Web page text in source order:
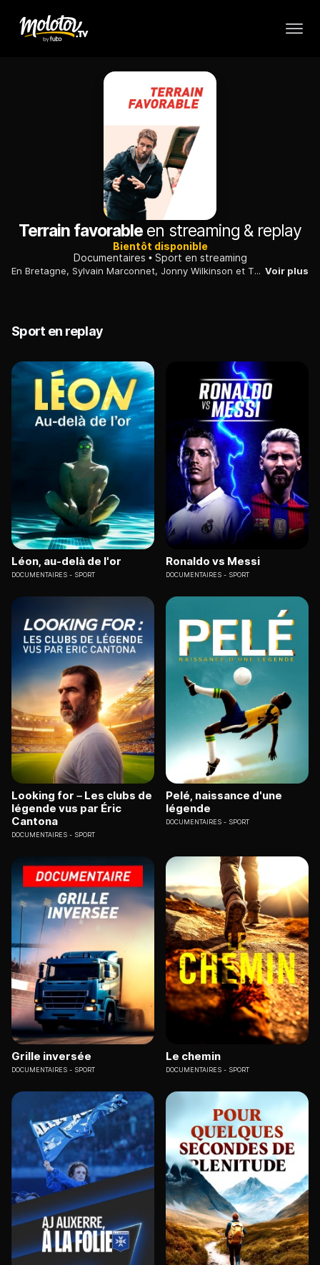
Terrain favorable en streaming & replay
Bientôt disponible
Documentaires
Sport en streaming
En Bretagne, Sylvain Marconnet, Jonny Wilkinson et Thierry Dusautoir, trois rugbymen emblématiques, jouent les coaches au Saint-Père Rugby Club, club amateur de Saint-Père-Marc-en-Poulet. Voir plus
Sport en replay
Léon, au-delà de l'or
DOCUMENTAIRES SPORT
Ronaldo vs Messi
DOCUMENTAIRES SPORT
Looking for – Les clubs de
légende vus par Éric
Cantona
DOCUMENTAIRES SPORT
Pelé, naissance d'une
légende
DOCUMENTAIRES SPORT
Grille inversée
DOCUMENTAIRES SPORT
Le chemin
DOCUMENTAIRES SPORT